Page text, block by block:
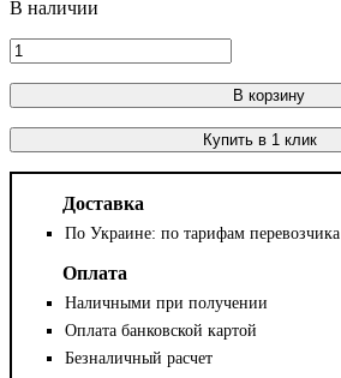
В корзину
Купить в 1 клик
Доставка
По Украине: по тарифам перевозчика
Оплата
Наличными при получении
Оплата банковской картой
Безналичный расчет